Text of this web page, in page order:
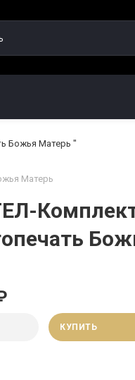
Божья Матерь "
Матерь
КУПИТЬ